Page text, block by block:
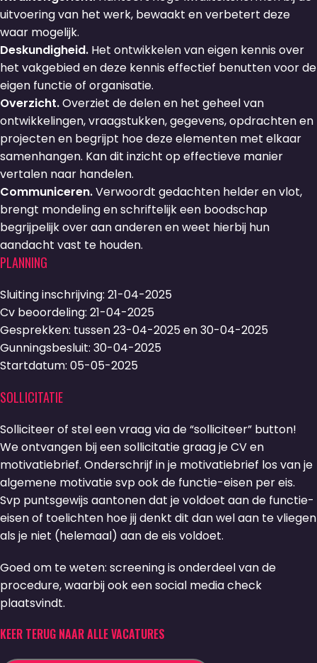
uitvoering van het werk, bewaakt en verbetert deze
waar mogelijk.
Deskundigheid. Het ontwikkelen van eigen kennis over
het vakgebied en deze kennis effectief benutten voor de
eigen functie of organisatie.
Overzicht.Overziet de delen en het geheel van
ontwikkelingen, vraagstukken, gegevens, opdrachten en
projecten en begrijpt hoe deze elementen met elkaar
samenhangen. Kan dit inzicht op effectieve manier
vertalen naar handelen.
Communiceren.Verwoordt gedachten helder en vlot,
brengt mondeling en schriftelijk een boodschap
begrijpelijk over aan anderen en weet hierbij hun
aandacht vast te houden.
PLANNING
Sluiting inschrijving: 21-04-2025
Cv beoordeling: 21-04-2025
Gesprekken: tussen 23-04-2025 en 30-04-2025
Gunningsbesluit: 30-04-2025
Startdatum: 05-05-2025
SOLLICITATIE
Solliciteer of stel een vraag via de “solliciteer” button!
We ontvangen bij een sollicitatie graag je CV en
motivatiebrief. Onderschrijf in je motivatiebrief los van je
algemene motivatie svp ook de functie-eisen per eis.
Svp puntsgewijs aantonen dat je voldoet aan de functie-
eisen of toelichten hoe jij denkt dit dan wel aan te vliegen
als je niet (helemaal) aan de eis voldoet.
Goed om te weten: screening is onderdeel van de
procedure, waarbij ook een social media check
plaatsvindt.
KEER TERUG NAAR ALLE VACATURES